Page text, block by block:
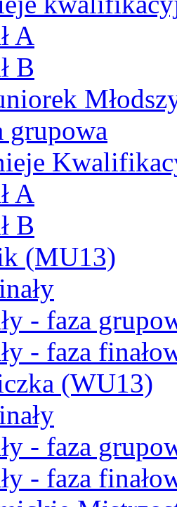
A
B
grupowa
A
B
(MU13)
- faza
- faza
(WU13)
- faza
- faza